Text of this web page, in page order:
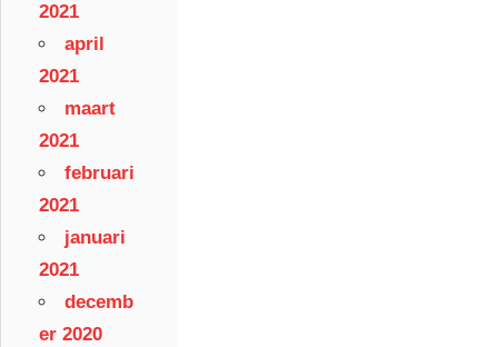
2021
april
2021
maart
2021
februari
2021
januari
2021
decemb
er 2020